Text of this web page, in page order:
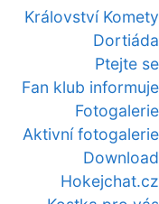
Království Komety
Dortiáda
Ptejte se
Fan klub informuje
Fotogalerie
Aktivní fotogalerie
Download
Hokejchat.cz